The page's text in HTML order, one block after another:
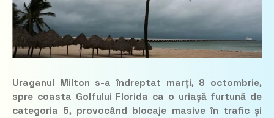
Uraganul Milton s-a îndreptat marți, 8 octombrie,
spre coasta Golfului Florida ca o uriașă furtună de
categoria 5, provocând blocaje masive în trafic și